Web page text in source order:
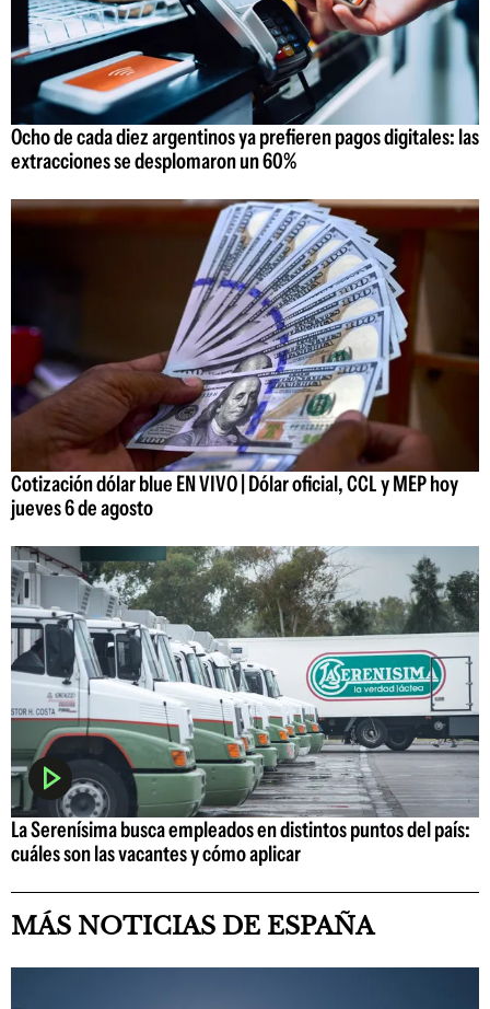
Ocho de cada diez argentinos ya prefieren pagos digitales: las
extracciones se desplomaron un 60%
Cotización dólar blue EN VIVO | Dólar oficial, CCL y MEP hoy
jueves 6 de agosto
La Serenísima busca empleados en distintos puntos del país:
cuáles son las vacantes y cómo aplicar
MÁS NOTICIAS DE ESPAÑA